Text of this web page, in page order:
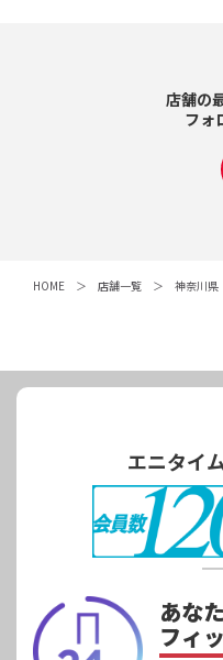
店舗の
フォ
HOME 店舗一覧 神奈川県
エニタイ
あな
フィ